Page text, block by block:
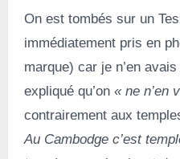
On est tombés sur un
immédiatement pris en
marque) car je n’en
expliqué qu’on « ne n’en
contrairement aux
Au Cambodge c’est